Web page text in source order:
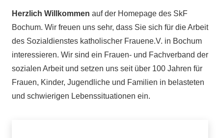
Herz­lich Will­kom­men auf der Home­page des SkF
Bochum. Wir freuen uns sehr, dass Sie sich für die Arbeit
des Sozi­al­diens­tes katho­li­scher Frauene.V. in Bochum
inter­es­sie­ren. Wir sind ein Frauen- und Fach­ver­band der
sozia­len Arbeit und set­zen uns seit über 100 Jah­ren für
Frauen, Kin­der, Jugend­li­che und Fami­lien in belas­te­ten
und schwie­ri­gen Lebens­si­tua­tio­nen ein.